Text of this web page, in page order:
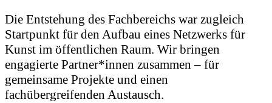
Die Entstehung des Fachbereichs war zugleich
Startpunkt für den Aufbau eines Netzwerks für
Kunst im öffentlichen Raum. Wir bringen
engagierte Partner*innen zusammen – für
gemeinsame Projekte und einen
fachübergreifenden Austausch.